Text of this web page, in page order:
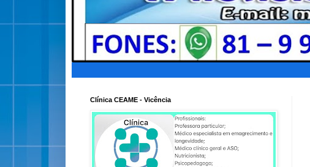
Clínica CEAME - Vicência